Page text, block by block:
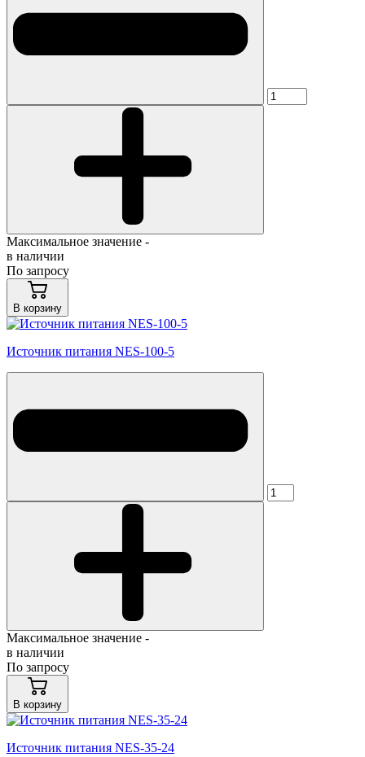
Максимальное значение -
в наличии
По запросу
В корзину
Источник питания NES-100-5
Максимальное значение -
в наличии
По запросу
В корзину
Источник питания NES-35-24